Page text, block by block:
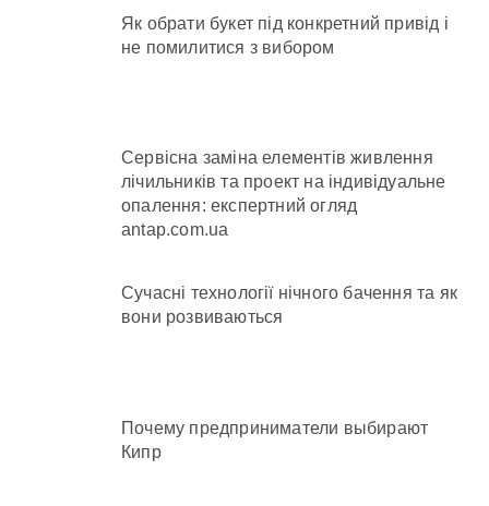
Як обрати букет під конкретний привід і
не помилитися з вибором
Сервісна заміна елементів живлення
лічильників та проект на індивідуальне
опалення: експертний огляд
antap.com.ua
Сучасні технології нічного бачення та як
вони розвиваються
Почему предприниматели выбирают
Кипр